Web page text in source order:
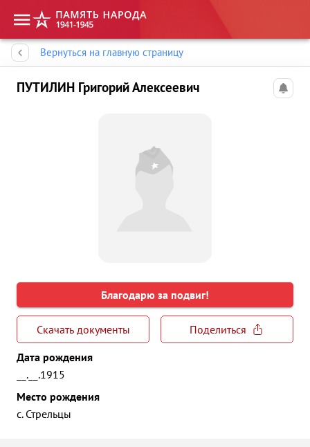
Вернуться на главную страницу
ПУТИЛИН Григорий Алексеевич
Благодарю за подвиг!
Скачать документы
Поделиться
Дата рождения
__.__.1915
Место рождения
с. Стрельцы
Память народа